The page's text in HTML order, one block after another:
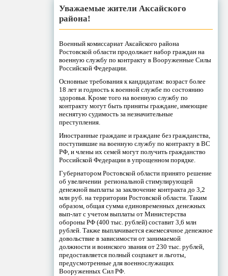
Уважаемые жители Аксайского
района!
Военный комиссариат Аксайского района
Ростовской области продолжает набор граждан на
военную службу по контракту в Вооруженные Силы
Российской Федерации.
Основные требования к кандидатам: возраст более
18 лет и годность к военной службе по состоянию
здоровья. Кроме того на военную службу по
контракту могут быть приняты граждане, имеющие
неснятую судимость за незначительные
преступления.
Иностранные граждане и граждане без гражданства,
поступившие на военную службу по контракту в ВС
РФ, и члены их семей могут получить гражданство
Российской Федерации в упрощенном порядке.
Губернатором Ростовской области принято решение
об увеличении региональной стимулирующей
денежной выплаты за заключение контракта до 3,2
млн руб. на территории Ростовской области. Таким
образом, общая сумма единовременных денежных
вып-лат с учетом выплаты от Министерства
обороны РФ (400 тыс. рублей) составит 3,6 млн
рублей. Также выплачивается ежемесячное денежное
довольствие в зависимости от занимаемой
должности и воинского звания от 230 тыс. рублей,
предоставляется полный соцпакет и льготы,
предусмотренные для военнослужащих
Вооруженных Сил РФ.